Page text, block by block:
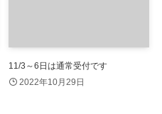
11/3～6日は通常受付です
2022年10月29日